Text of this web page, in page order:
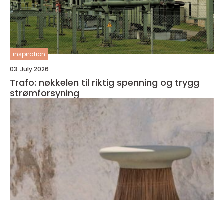
inspiration
03. July 2026
Trafo: nøkkelen til riktig spenning og trygg
strømforsyning